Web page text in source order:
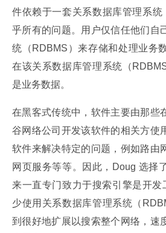
件依赖于一套关系数据库管理系
乎所有的问题。用户仅信任他们自
统（RDBMS）来存储和处理业务
在该关系数据库管理系统（
是业务数据。
在黑客式传统中，软件主要由那些
谷网络公司开发该软件的相关方使
软件来解决特定的问题，例如路由
网页服务等等。因此，Doug 选择
来一直专门致力于搜索引擎是开发
少使用关系数据库管理系统（
到很好地扩展以搜索整个网络，速